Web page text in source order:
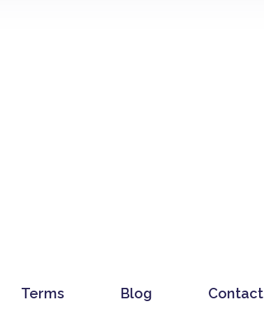
Terms Blog Contact